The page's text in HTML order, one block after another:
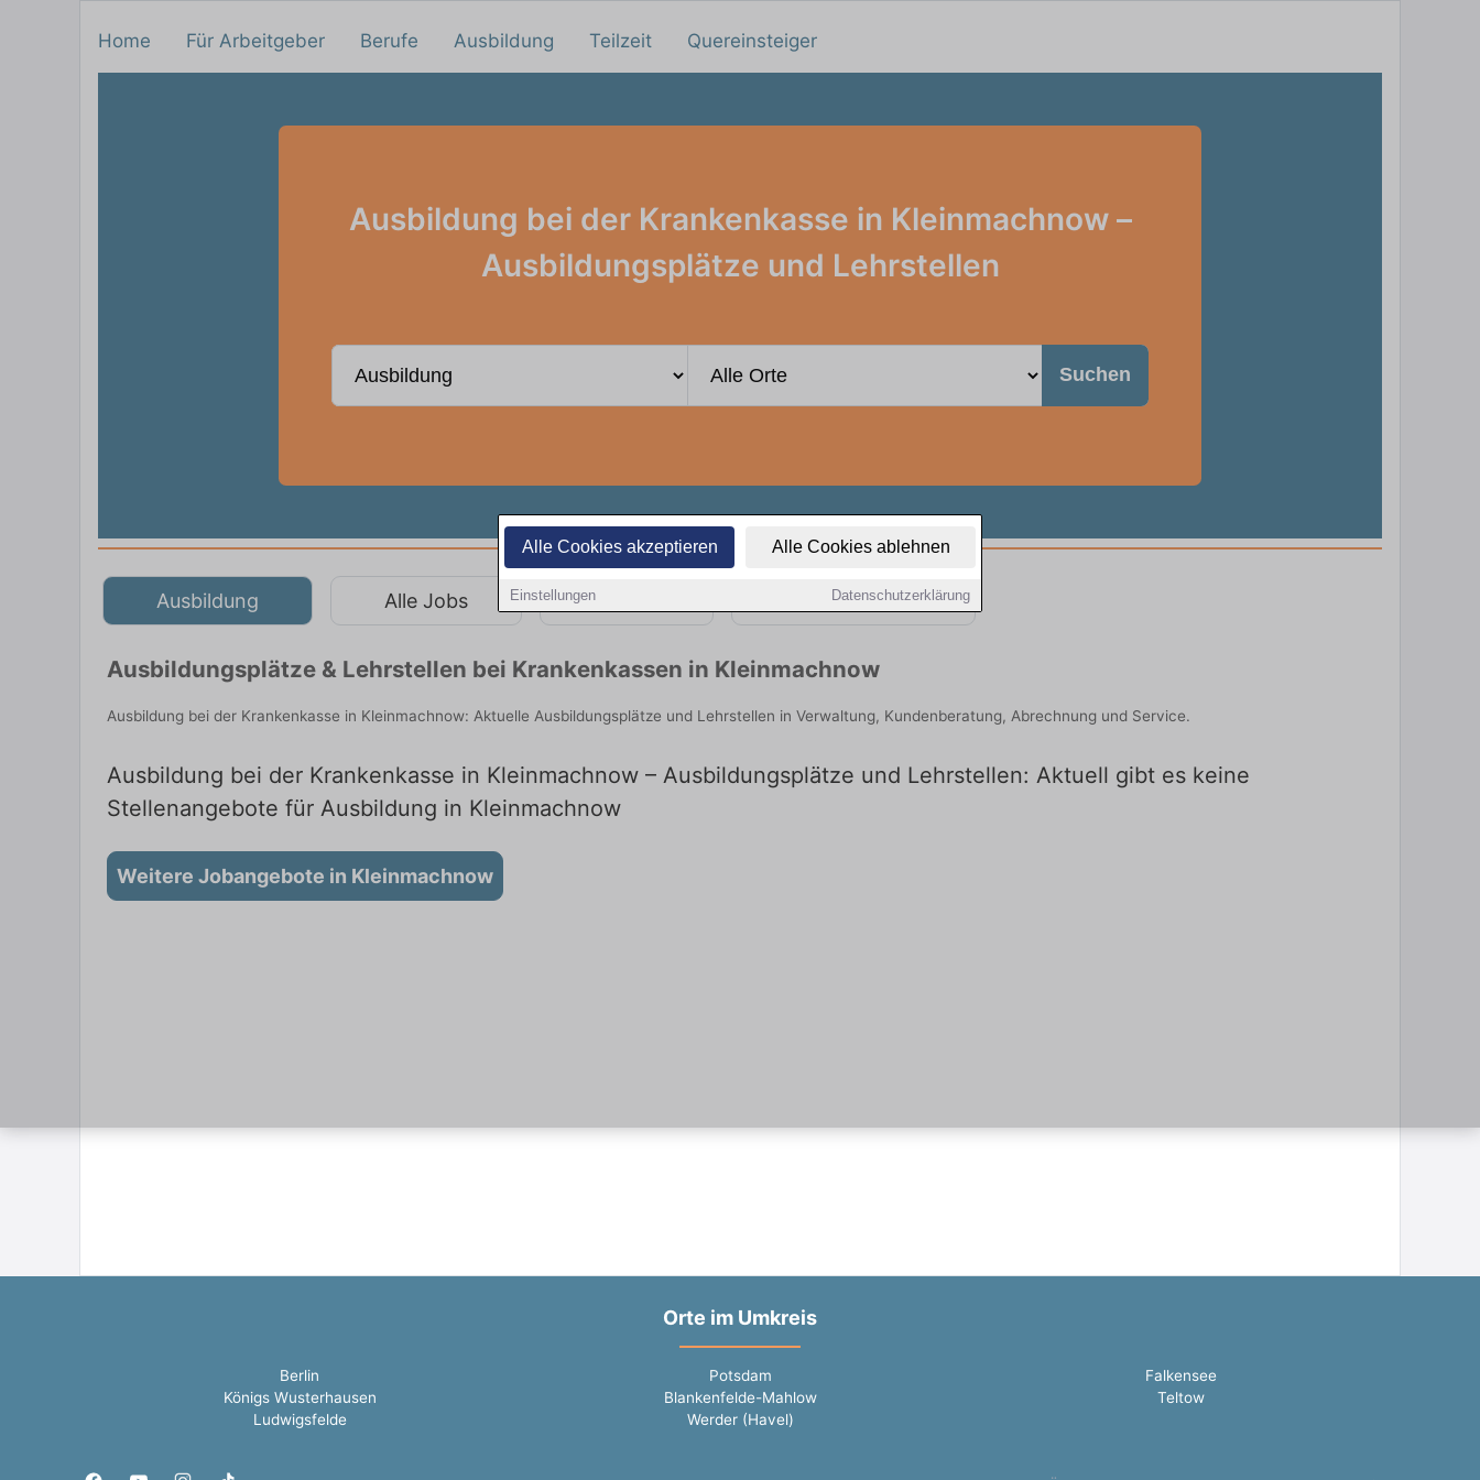
Alle Cookies akzeptieren Alle Cookies ablehnen
Einstellungen Datenschutzerklärung
Home Für Arbeitgeber Berufe Ausbildung Teilzeit Quereinsteiger
Ausbildung bei der Krankenkasse in Kleinmachnow –
Ausbildungsplätze und Lehrstellen
Suchen
Ausbildung Alle Jobs Teilzeit Quereinsteiger
Ausbildungsplätze & Lehrstellen bei Krankenkassen in Kleinmachnow
Ausbildung bei der Krankenkasse in Kleinmachnow: Aktuelle Ausbildungsplätze und Lehrstellen in Verwaltung, Kundenberatung, Abrechnung und Service.
Ausbildung bei der Krankenkasse in Kleinmachnow – Ausbildungsplätze und Lehrstellen: Aktuell gibt es keine
Stellenangebote für Ausbildung in Kleinmachnow
Weitere Jobangebote in Kleinmachnow
Orte im Umkreis
Berlin Potsdam
Falkensee
Königs Wusterhausen
Blankenfelde-Mahlow
Teltow
Ludwigsfelde
Werder (Havel)